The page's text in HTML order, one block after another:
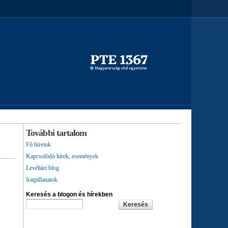
További tartalom
Fő híreink
Kapcsolódó hírek, események
Levéltári blog
Iratpillanatok
Keresés a blogon és hírekben